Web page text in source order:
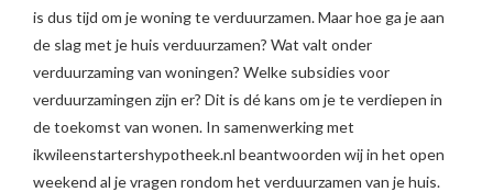
is dus tijd om je woning te verduurzamen. Maar hoe ga je aan
de slag met je huis verduurzamen? Wat valt onder
verduurzaming van woningen? Welke subsidies voor
verduurzamingen zijn er? Dit is dé kans om je te verdiepen in
de toekomst van wonen. In samenwerking met
ikwileenstartershypotheek.nl beantwoorden wij in het open
weekend al je vragen rondom het verduurzamen van je huis.